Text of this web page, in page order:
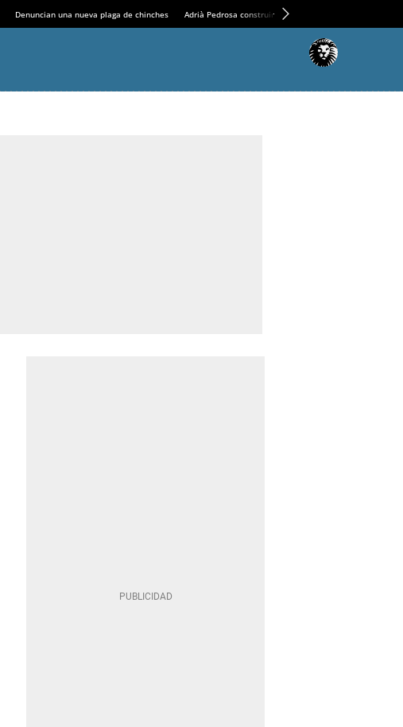
Denuncian una nueva plaga de chinches Adrià Pedrosa construirá la nueva residencia en el